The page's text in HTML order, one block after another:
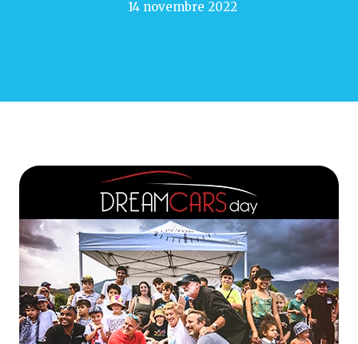
14 novembre 2022